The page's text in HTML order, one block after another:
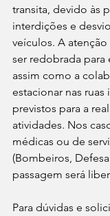
transita, devido às
interdições e
veículos. A atenção
ser redobrada para
assim como a
estacionar nas ruas
previstos para a
atividades. Nos
médicas ou de
(Bombeiros,
passagem será
Para dúvidas e